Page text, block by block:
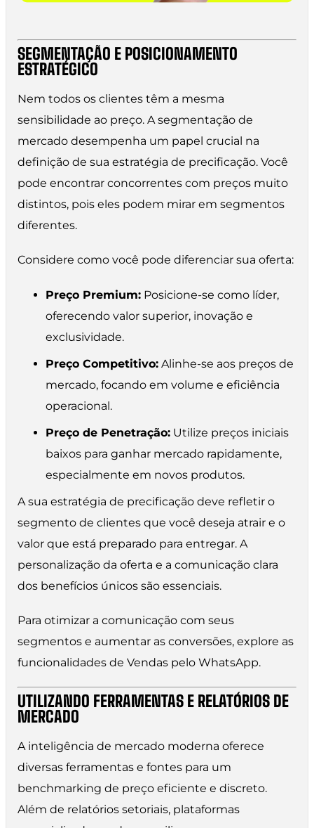
SEGMENTAÇÃO E POSICIONAMENTO
ESTRATÉGICO
Nem todos os clientes têm a mesma
sensibilidade ao preço. A segmentação de
mercado desempenha um papel crucial na
definição de sua estratégia de precificação. Você
pode encontrar concorrentes com preços muito
distintos, pois eles podem mirar em segmentos
diferentes.
Considere como você pode diferenciar sua oferta:
Preço Premium: Posicione-se como líder,
oferecendo valor superior, inovação e
exclusividade.
Preço Competitivo: Alinhe-se aos preços de
mercado, focando em volume e eficiência
operacional.
Preço de Penetração: Utilize preços iniciais
baixos para ganhar mercado rapidamente,
especialmente em novos produtos.
A sua estratégia de precificação deve refletir o
segmento de clientes que você deseja atrair e o
valor que está preparado para entregar. A
personalização da oferta e a comunicação clara
dos benefícios únicos são essenciais.
Para otimizar a comunicação com seus
segmentos e aumentar as conversões, explore as
funcionalidades de Vendas pelo WhatsApp.
UTILIZANDO FERRAMENTAS E RELATÓRIOS DE
MERCADO
A inteligência de mercado moderna oferece
diversas ferramentas e fontes para um
benchmarking de preço eficiente e discreto.
Além de relatórios setoriais, plataformas